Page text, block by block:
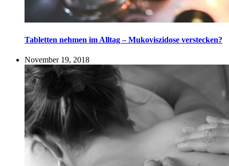
Tabletten nehmen im Alltag – Mukoviszidose verstecken?
November 19, 2018